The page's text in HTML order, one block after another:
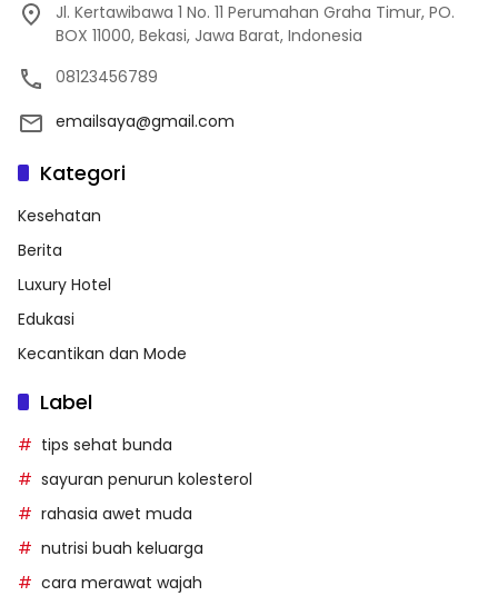
Jl. Kertawibawa 1 No. 11 Perumahan Graha Timur, PO.
BOX 11000, Bekasi, Jawa Barat, Indonesia
08123456789
emailsaya@gmail.com
Kategori
Kesehatan
Berita
Luxury Hotel
Edukasi
Kecantikan dan Mode
Label
tips sehat bunda
sayuran penurun kolesterol
rahasia awet muda
nutrisi buah keluarga
cara merawat wajah